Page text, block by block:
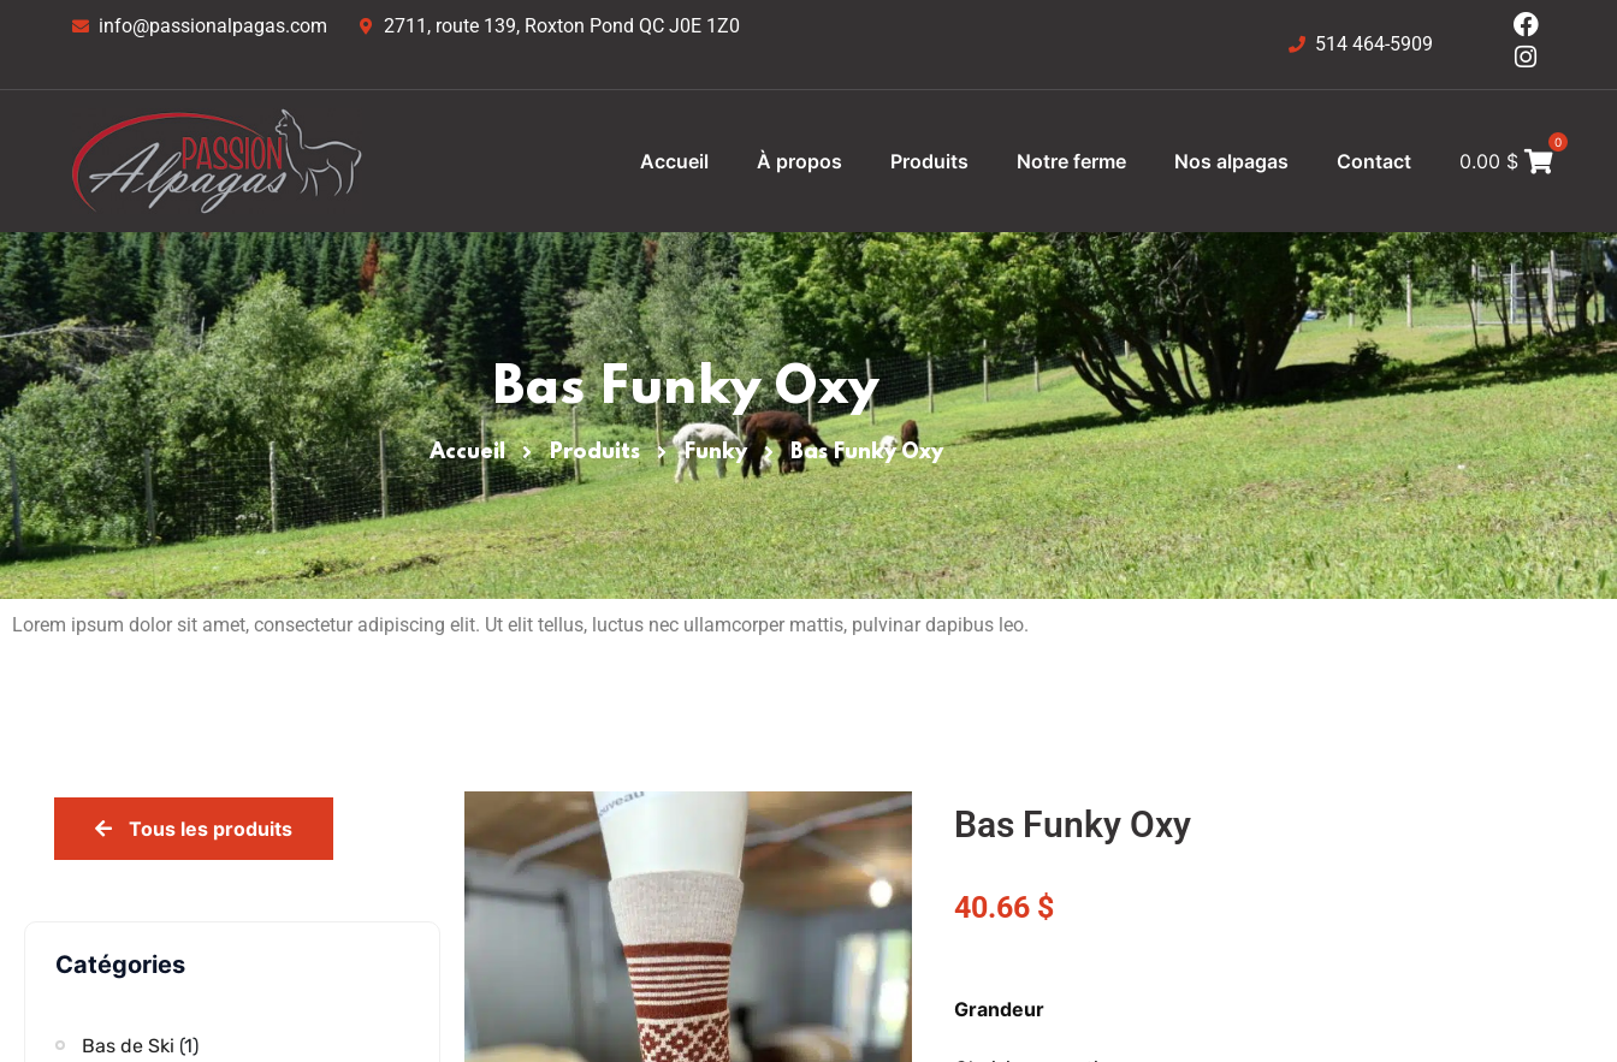
info@passionalpagas.com 2711, route 139, Roxton Pond QC J0E 1Z0
514 464-5909
Accueil À propos Produits Notre ferme Nos alpagas Contact 0.00 $
0
Bas Funky Oxy
Accueil Produits Funky Bas Funky Oxy
Lorem ipsum dolor sit amet, consectetur adipiscing elit. Ut elit tellus, luctus nec ullamcorper mattis, pulvinar dapibus leo.
Tous les produits
Catégories
Bas de Ski (1)
Bas Funky Oxy
40.66 $
Grandeur